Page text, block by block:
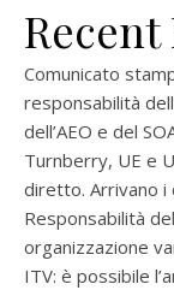
Recent
Comunicato
responsabilità
dell’AEO e del
Turnberry, UE e
diretto. Arrivano i
Responsabilità
organizzazione
ITV: è possibile